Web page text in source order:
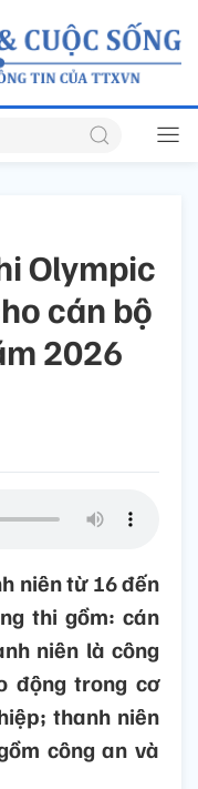
Olympic
cán bộ
2026
niên từ 16 đến
thi gồm: cán
niên là công
động trong cơ
thanh niên
công an và